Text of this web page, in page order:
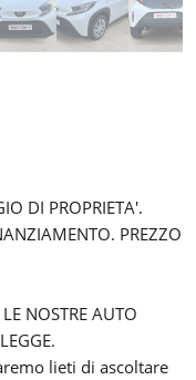
DI PROPRIETA'.
PREZZO
NOSTRE AUTO
lieti di ascoltare